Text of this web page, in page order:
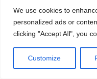
We use cookies to
personalized ads or
clicking "Accept All", you
Customize
Sei Una Ditta Di
Inserisci
Aumenta I